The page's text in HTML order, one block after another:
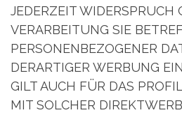
JEDERZEIT WIDERSPRUCH
VERARBEITUNG SIE
PERSONENBEZOGENER
DERARTIGER WERBUNG
GILT AUCH FÜR DAS
MIT SOLCHER